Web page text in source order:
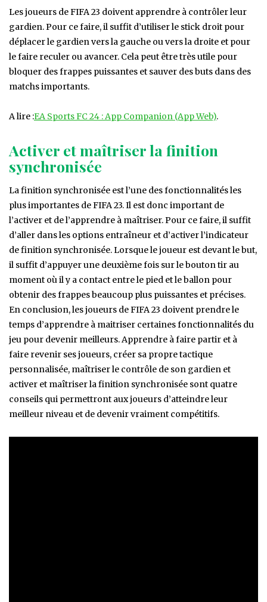
Les joueurs de FIFA 23 doivent apprendre à contrôler leur
gardien. Pour ce faire, il suffit d’utiliser le stick droit pour
déplacer le gardien vers la gauche ou vers la droite et pour
le faire reculer ou avancer. Cela peut être très utile pour
bloquer des frappes puissantes et sauver des buts dans des
matchs importants.
A lire :EA Sports FC 24 : App Companion (App Web).
Activer et maîtriser la finition
synchronisée
La finition synchronisée est l’une des fonctionnalités les
plus importantes de FIFA 23. Il est donc important de
l’activer et de l’apprendre à maîtriser. Pour ce faire, il suffit
d’aller dans les options entraîneur et d’activer l’indicateur
de finition synchronisée. Lorsque le joueur est devant le but,
il suffit d’appuyer une deuxième fois sur le bouton tir au
moment où il y a contact entre le pied et le ballon pour
obtenir des frappes beaucoup plus puissantes et précises.
En conclusion, les joueurs de FIFA 23 doivent prendre le
temps d’apprendre à maitriser certaines fonctionnalités du
jeu pour devenir meilleurs. Apprendre à faire partir et à
faire revenir ses joueurs, créer sa propre tactique
personnalisée, maîtriser le contrôle de son gardien et
activer et maîtriser la finition synchronisée sont quatre
conseils qui permettront aux joueurs d’atteindre leur
meilleur niveau et de devenir vraiment compétitifs.